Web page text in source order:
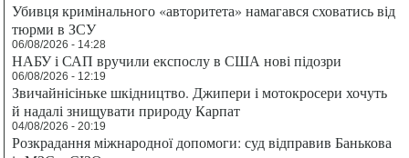
Убивця кримінального «авторитета» намагався сховатись від
тюрми в ЗСУ
06/08/2026 - 14:28
НАБУ і САП вручили експослу в США нові підозри
06/08/2026 - 12:19
Звичайнісіньке шкідництво. Джипери і мотокросери хочуть
й надалі знищувати природу Карпат
04/08/2026 - 20:19
Розкрадання міжнародної допомоги: суд відправив Банькова